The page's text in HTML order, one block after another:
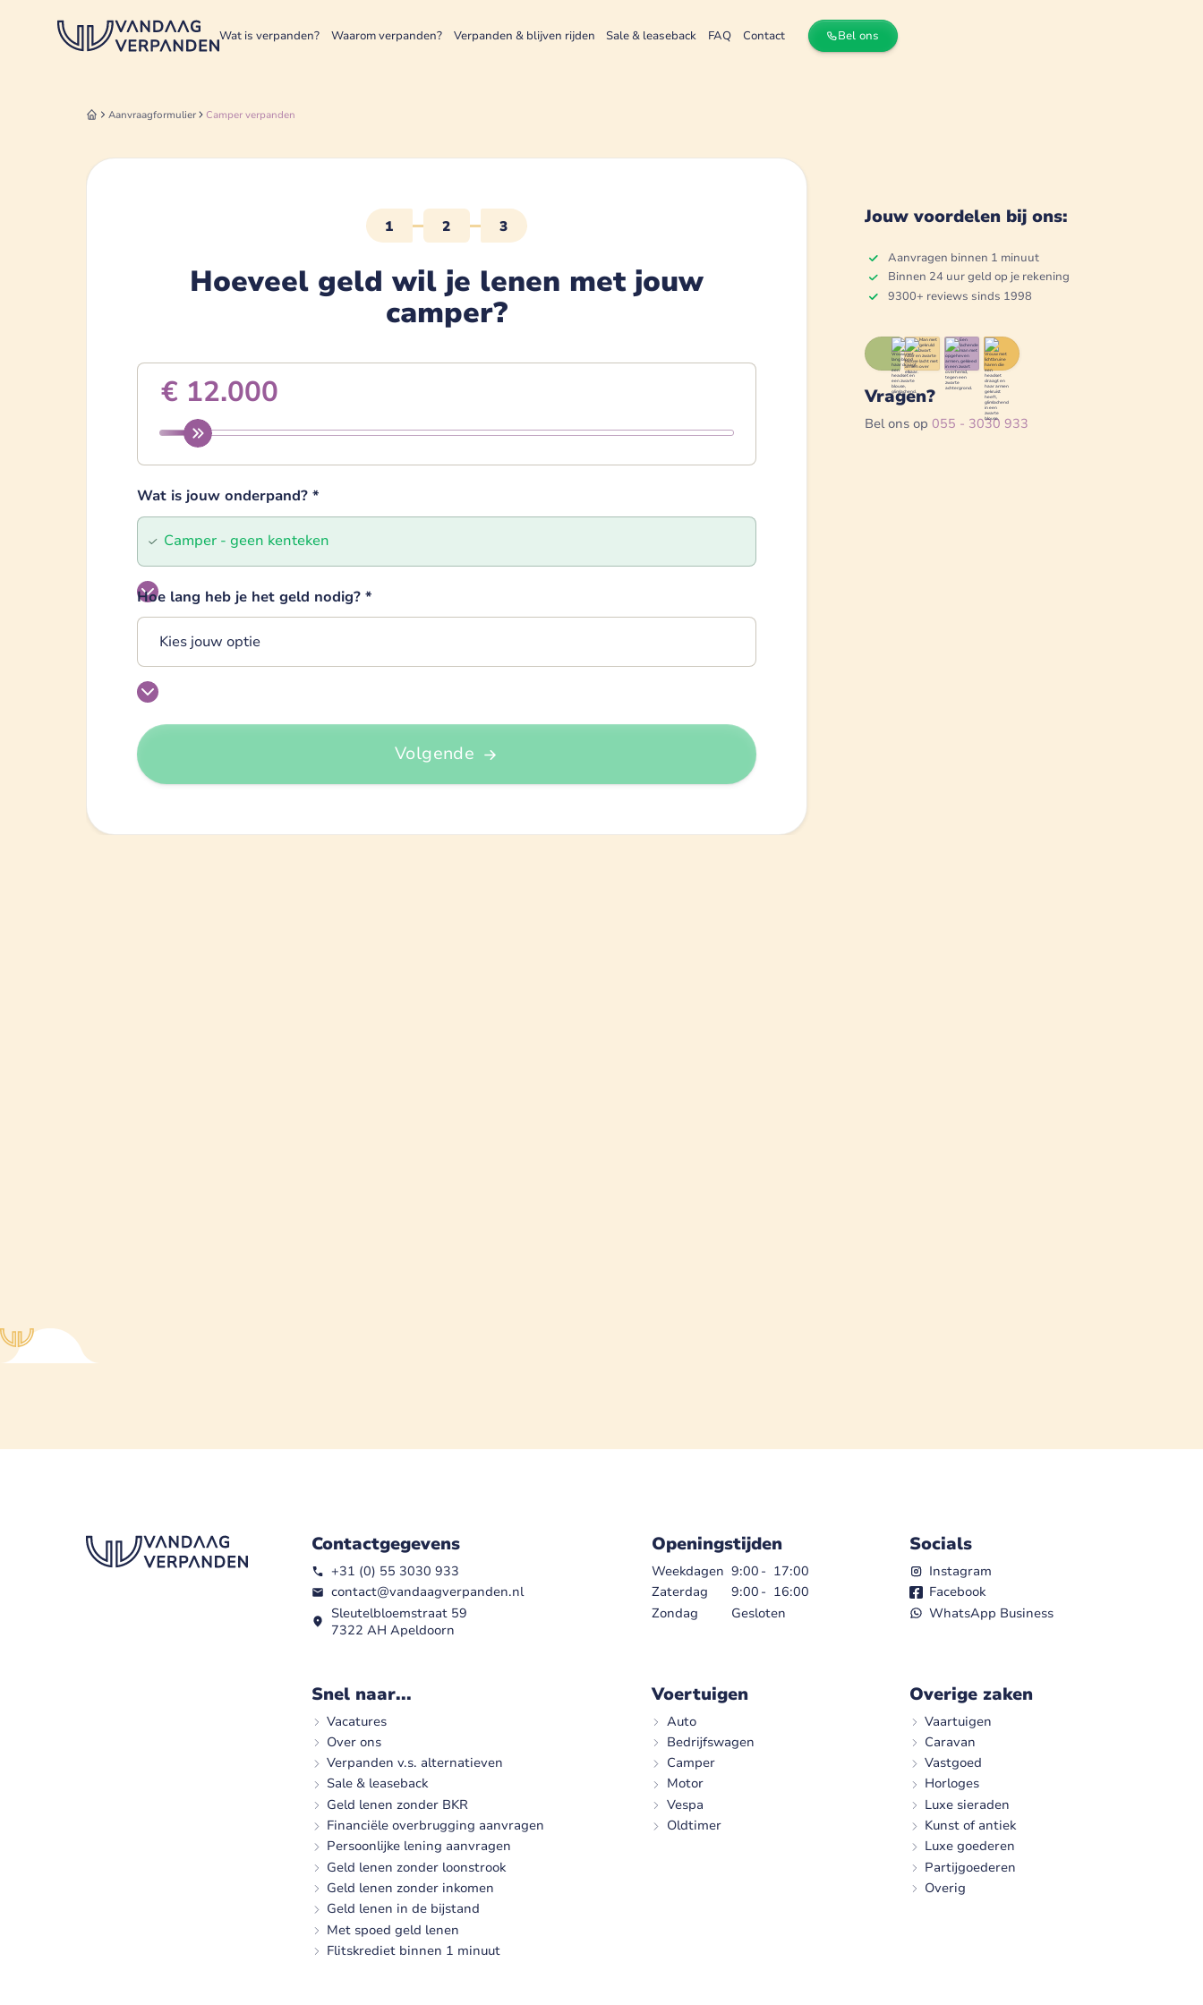
Wat is verpanden? Waarom verpanden? Verpanden & blijven rijden Sale & leaseback FAQ Contact Bel ons
Aanvraagformulier Camper verpanden
1 2 3
Hoeveel geld wil je lenen metjouw
camper?
Wat is jouw onderpand? *
Hoe lang heb je het geld nodig? *
Volgende
Jouw voordelen bij ons:
Aanvragen binnen 1 minuut
Binnen 24 uur geld op je rekening
9300+ reviews sinds 1998
Vragen?
Bel ons op 055 - 3030 933
Contactgegevens
+31 (0) 55 3030 933
contact@vandaagverpanden.nl
Sleutelbloemstraat 59
7322 AH Apeldoorn
Openingstijden
Weekdagen 9:00 - 17:00
Zaterdag
9:00 - 16:00
Zondag
Gesloten
Socials
Instagram
Facebook
WhatsApp Business
Snel naar...
Vacatures
Over ons
Verpanden v.s. alternatieven
Sale & leaseback
Geld lenen zonder BKR
Financiële overbrugging aanvragen
Persoonlijke lening aanvragen
Geld lenen zonder loonstrook
Geld lenen zonder inkomen
Geld lenen in de bijstand
Met spoed geld lenen
Flitskrediet binnen 1 minuut
Voertuigen
Auto
Bedrijfswagen
Camper
Motor
Vespa
Oldtimer
Overige zaken
Vaartuigen
Caravan
Vastgoed
Horloges
Luxe sieraden
Kunst of antiek
Luxe goederen
Partijgoederen
Overig